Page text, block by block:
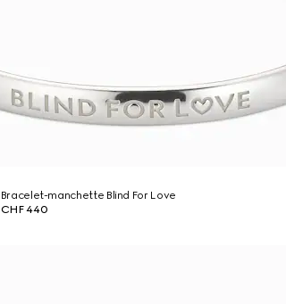
Bracelet-manchette Blind For Love
CHF 440